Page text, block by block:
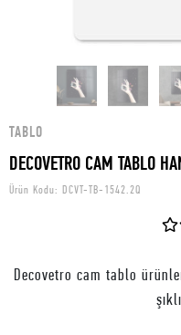
TABLO
DECOVETRO CAM TABLO
Ürün Kodu: DCVT-TB-1542.2Q
Decovetro cam tablo